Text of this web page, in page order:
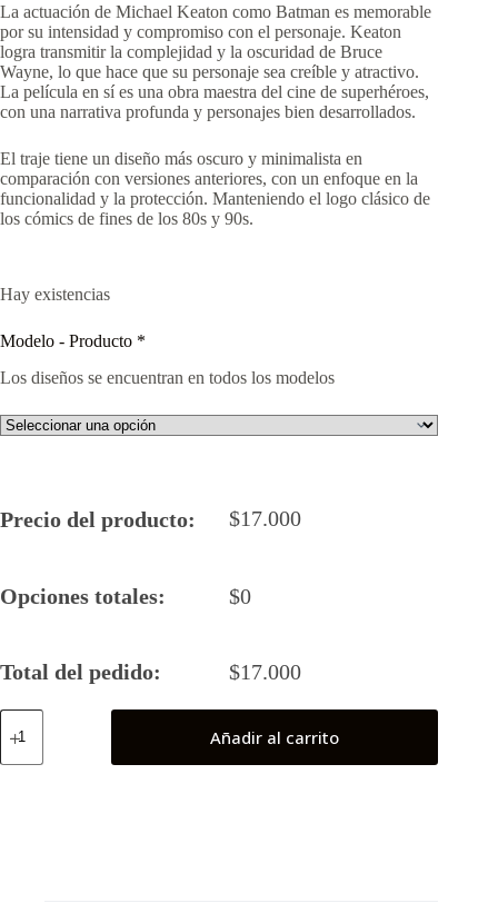
La actuación de Michael Keaton como Batman es memorable
por su intensidad y compromiso con el personaje. Keaton
logra transmitir la complejidad y la oscuridad de Bruce
Wayne, lo que hace que su personaje sea creíble y atractivo.
La película en sí es una obra maestra del cine de superhéroes,
con una narrativa profunda y personajes bien desarrollados.
El traje tiene un diseño más oscuro y minimalista en
comparación con versiones anteriores, con un enfoque en la
funcionalidad y la protección. Manteniendo el logo clásico de
los cómics de fines de los 80s y 90s.
Hay existencias
Modelo - Producto *
Los diseños se encuentran en todos los modelos
Precio del producto: $17.000
Opciones totales: $0
Total del pedido: $17.000
Batman
(Batkeaton)
Añadir al carrito